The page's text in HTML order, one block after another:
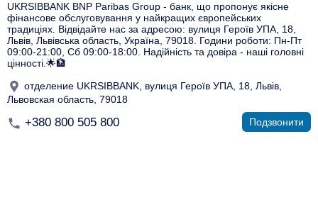
UKRSIBBANK BNP Paribas Group - банк, що пропонує якісне
фінансове обслуговування у найкращих європейських
традиціях. Відвідайте нас за адресою: вулиця Героїв УПА, 18,
Львів, Львівська область, Україна, 79018. Години роботи: Пн-Пт
09:00-21:00, Сб 09:00-18:00. Надійність та довіра - наші головні
цінності.🌟🏦
отделение UKRSIBBANK, вулиця Героїв УПА, 18, Львів,
Львовская область, 79018
+380 800 505 800 Подзвонити